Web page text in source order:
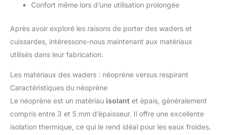
Confort même lors d’une utilisation prolongée
Après avoir exploré les raisons de porter des waders et
cuissardes, intéressons-nous maintenant aux matériaux
utilisés dans leur fabrication.
Les matériaux des waders : néoprène versus respirant
Caractéristiques du néoprène
Le néoprène est un matériau isolant et épais, généralement
compris entre 3 et 5 mm d’épaisseur. Il offre une excellente
isolation thermique, ce qui le rend idéal pour les eaux froides.